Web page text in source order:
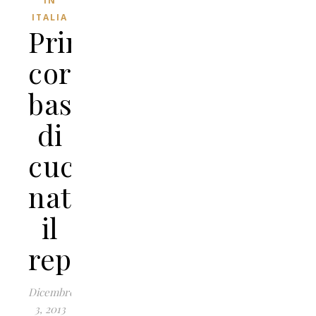
ITALIA
Primo
corso
base
di
cucina
naturale:
il
reportage!
Dicembre
3, 2013